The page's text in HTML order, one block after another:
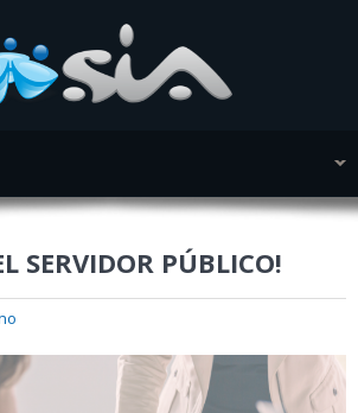
SERVIDOR PÚBLICO!